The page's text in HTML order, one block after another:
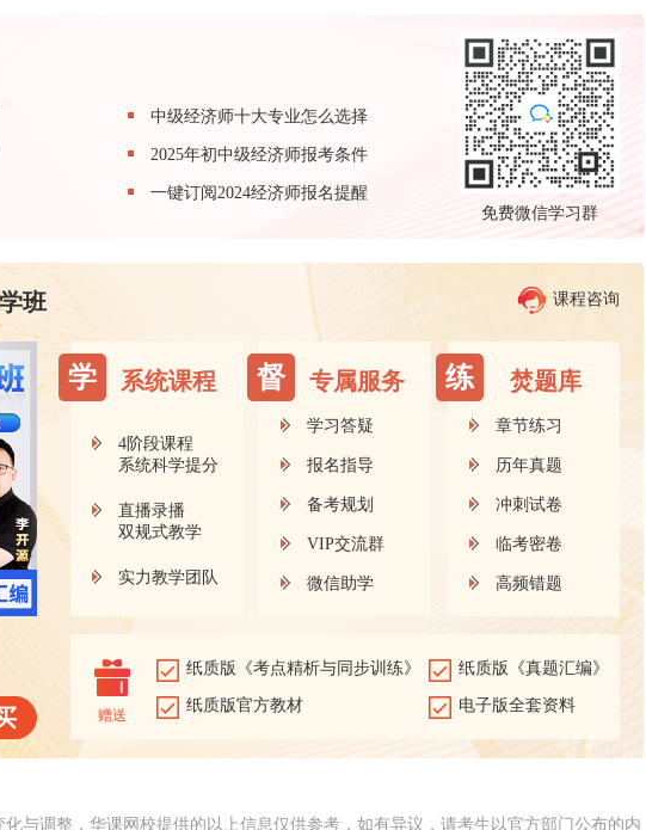
中级经济师十大专业怎么选择
2025年初中级经济师报考条件
一键订阅2024经济师报名提醒
免费微信学习群
班 课程咨询
学 系统课程
4阶段课程
系统科学提分
直播录播
双规式教学
实力教学团队
督 专属服务
学习答疑
报名指导
备考规划
VIP交流群
微信助学
练 焚题库
章节练习
历年真题
冲刺试卷
临考密卷
高频错题
赠送
纸质版《考点精析与同步训练》 纸质版《真题汇编》
纸质版官方教材 电子版全套资料
与调整，华课网校提供的以上信息仅供参考，如有异议，请考生以官方部门公布的内